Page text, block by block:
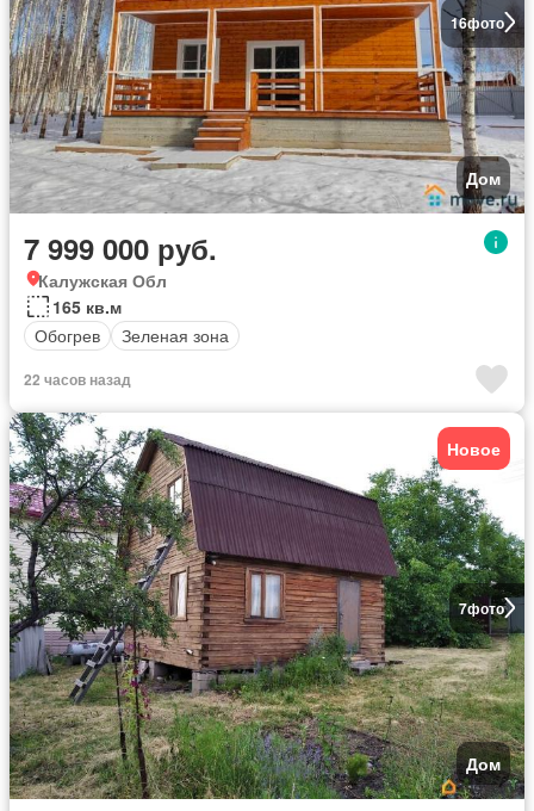
16фото
Дом
7 999 000 руб.
Калужская Обл
165 кв.м
Обогрев
Зеленая зона
22 часов назад
7фото
Новое
Дом